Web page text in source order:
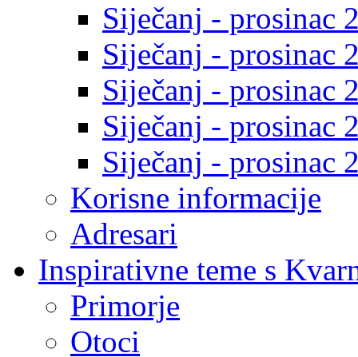
Siječanj - prosinac
Siječanj - prosinac
Siječanj - prosinac
Siječanj - prosinac
Siječanj - prosinac
Korisne informacije
Adresari
Inspirativne teme s
Primorje
Otoci